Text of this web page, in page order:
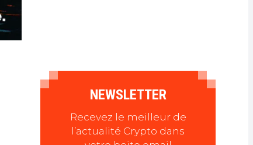
NEWSLETTER
Recevez le meilleur de
l’actualité Crypto dans